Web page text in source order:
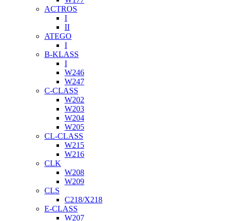
ACTROS
I
II
ATEGO
I
B-KLASS
I
W246
W247
C-CLASS
W202
W203
W204
W205
CL-CLASS
W215
W216
CLK
W208
W209
CLS
C218/X218
E-CLASS
W207